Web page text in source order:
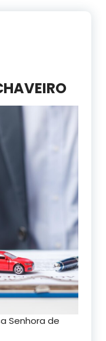
Senhora de